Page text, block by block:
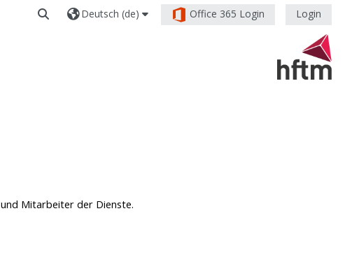
Sucheingabe umschalten
Deutsch ‎(de)‎ Office 365 Login Login
Mitarbeiter der Dienste.